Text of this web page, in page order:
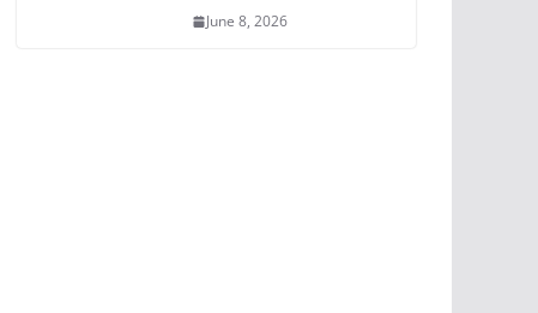
June 8, 2026